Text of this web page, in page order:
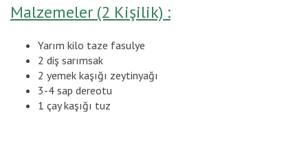
Malzemeler (2 Kişilik) :
Yarım kilo taze fasulye
2 diş sarımsak
2 yemek kaşığı zeytinyağı
3-4 sap dereotu
1 çay kaşığı tuz